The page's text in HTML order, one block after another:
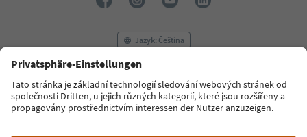
16
17
18
19
Jazyk: Čeština
FAQ Kontaktujte nás Tisk
MICE
Zásady ochrany osobních údajů
Podmínky a ujednání
Tiráž